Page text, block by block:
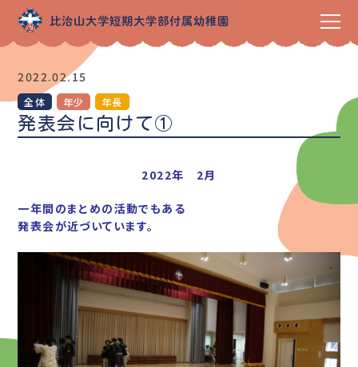
2022.02.15
全体 年少 年長
発表会に向けて①
2022年 2月
一年間のまとめの活動でもある
発表会が近づいています。